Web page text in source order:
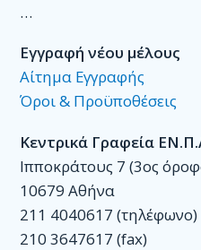
…
Εγγραφή νέου μέλους
Αίτημα Εγγραφής
Όροι & Προϋποθέσεις
Κεντρικά Γραφεία
Ιπποκράτους 7 (3ος
10679 Αθήνα
211 4040617 (τηλέφωνο)
210 3647617 (fax)